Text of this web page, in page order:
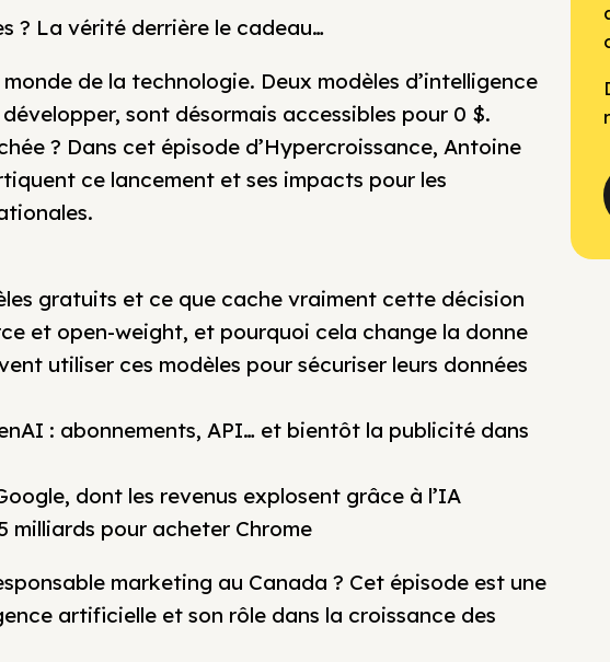
? La vérité derrière le cadeau…
de la technologie. Deux modèles d’intelligence
sont désormais accessibles pour 0 $.
? Dans cet épisode d’Hypercroissance, Antoine
ce lancement et ses impacts pour les
gratuits et ce que cache vraiment cette décision
et open-weight, et pourquoi cela change la donne
utiliser ces modèles pour sécuriser leurs données
: abonnements, API… et bientôt la publicité dans
dont les revenus explosent grâce à l’IA
milliards pour acheter Chrome
marketing au Canada ? Cet épisode est une
artificielle et son rôle dans la croissance des